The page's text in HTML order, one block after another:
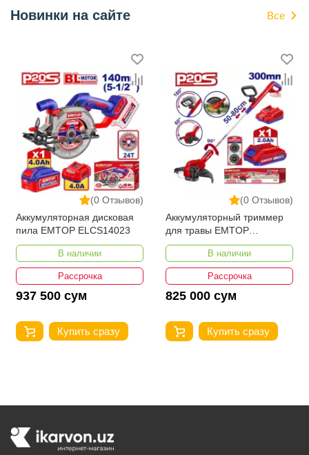
Новинки на сайте Все
(0 Отзывов)
Аккумуляторная дисковая
пила EMTOP ELCS14023
В наличии
Рассрочка
937 500 сум
Купить сразу
(0 Отзывов)
Аккумуляторный триммер
для травы EMTOP
ELGT203285
В наличии
Рассрочка
825 000 сум
Купить сразу